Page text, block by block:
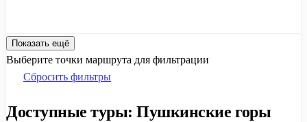
Показать ещё
Выберите точки маршрута для фильтрации
Сбросить фильтры
Доступные туры: Пушкинские горы